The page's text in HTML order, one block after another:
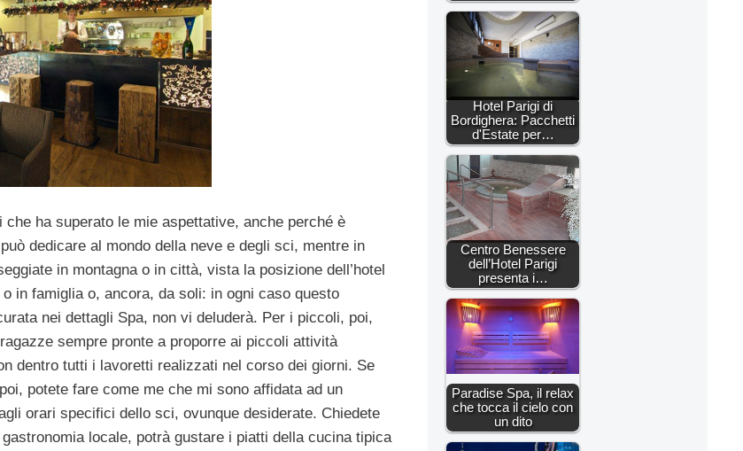
ha superato le mie aspettative, anche perché è
dedicare al mondo della neve e degli sci, mentre in
in montagna o in città, vista la posizione dell’hotel
in famiglia o, ancora, da soli: in ogni caso questo
nei dettagli Spa, non vi deluderà. Per i piccoli, poi,
sempre pronte a proporre ai piccoli attività
dentro tutti i lavoretti realizzati nel corso dei giorni. Se
potete fare come me che mi sono affidata ad un
orari specifici dello sci, ovunque desiderate. Chiedete
locale, potrà gustare i piatti della cucina tipica
Hotel Parigi di
Bordighera: Pacchetti
d'Estate per…
Centro Benessere
dell’Hotel Parigi
presenta i…
Paradise Spa, il relax
che tocca il cielo con
un dito